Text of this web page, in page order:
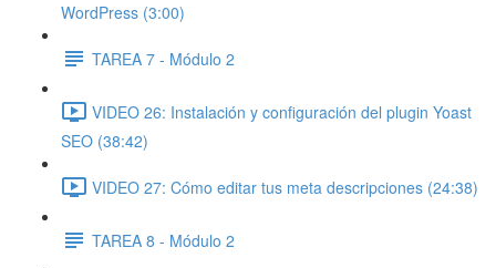
WordPress (3:00)
TAREA 7 - Módulo 2
VIDEO 26: Instalación y configuración del plugin Yoast
SEO (38:42)
VIDEO 27: Cómo editar tus meta descripciones (24:38)
TAREA 8 - Módulo 2